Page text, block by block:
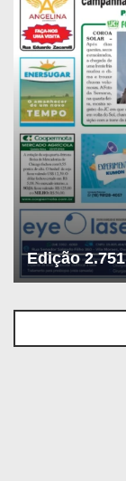
Edição 2.751